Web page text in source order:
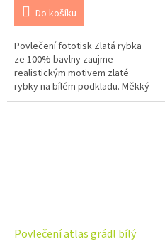
Do košíku
Povlečení fototisk Zlatá rybka
ze 100% bavlny zaujme
realistickým motivem zlaté
rybky na bílém podkladu. Měkký
a prodyšný materiál zajistí
Povlečení atlas grádl bílý